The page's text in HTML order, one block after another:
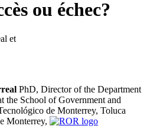
ou échec?
et
PhD, Director of the Department
the School of Government and
de Monterrey, Toluca
Monterrey,